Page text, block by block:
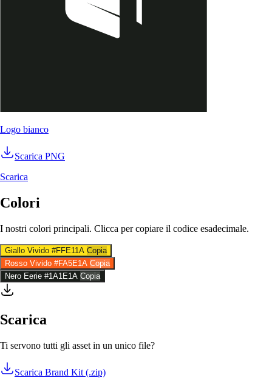
Logo bianco
Scarica PNG
Scarica
Colori
I nostri colori principali. Clicca per copiare il codice esadecimale.
Giallo Vivido #FFE11A Copia
Rosso Vivido #FA5E1A Copia
Nero Eerie #1A1E1A Copia
Scarica
Ti servono tutti gli asset in un unico file?
Scarica Brand Kit (.zip)